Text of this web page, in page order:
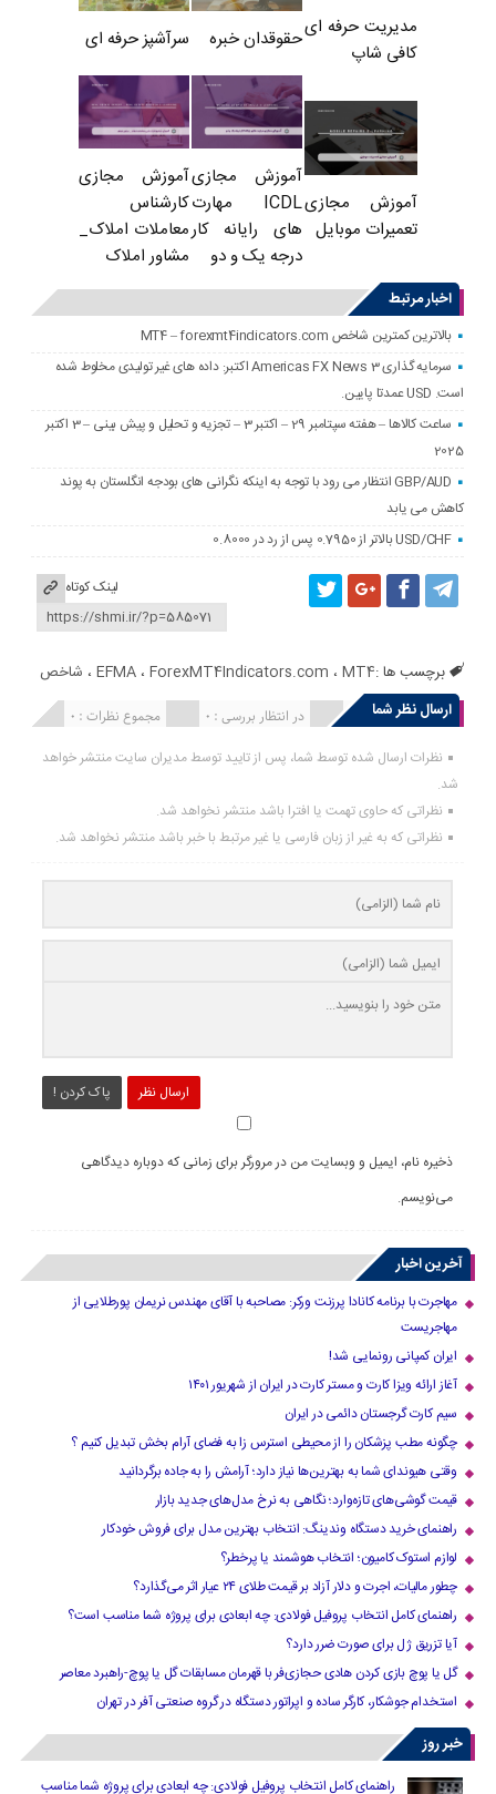
مدیریت حرفه ای
کافی شاپ
حقوقدان خبره سرآشپز حرفه ای
آموزش مجازی
تعمیرات موبایل
آموزش مجازی
ICDL مهارت
های رایانه کار
درجه یک و دو
آموزش مجازی
کارشناس
معاملات املاک_
مشاور املاک
اخبار مرتبط
بالاترین کمترین شاخص MT4 – forexmt4indicators.com
سرمایه گذاری Americas FX News 3 اکتبر: داده های غیر تولیدی مخلوط شده
است. USD عمدتا پایین.
ساعت کالاها – هفته سپتامبر 29 – اکتبر 3 – تجزیه و تحلیل و پیش بینی – 3 اکتبر
2025
GBP/AUD انتظار می رود با توجه به اینکه نگرانی های بودجه انگلستان به پوند
کاهش می یابد
USD/CHF بالاتر از 0.7950 پس از رد در 0.8000
لینک کوتاه
برچسب ها : EFMA، ForexMT4Indicators.com ، MT4 ، شاخص
ارسال نظر شما
مجموع نظرات : 0 در انتظار بررسی : 0 انتشار یافته : 0
نظرات ارسال شده توسط شما، پس از تایید توسط مدیران سایت منتشر خواهد
شد.
نظراتی که حاوی تهمت یا افترا باشد منتشر نخواهد شد.
نظراتی که به غیر از زبان فارسی یا غیر مرتبط با خبر باشد منتشر نخواهد شد.
ارسال نظر پاک کردن !
ذخیره نام، ایمیل و وبسایت من در مرورگر برای زمانی که دوباره دیدگاهی
می‌نویسم.
آخرین اخبار
مهاجرت با برنامه کانادا پرزنت ورکر: مصاحبه با آقای مهندس نریمان پورطلایی از
مهاجریست
ایران کمپانی رونمایی شد!
آغاز ارائه ویزا کارت و مستر کارت در ایران از شهریور ۱۴۰۱
سیم کارت گرجستان دائمی در ایران
چگونه مطب پزشکان را از محیطی استرس زا به فضای آرام بخش تبدیل کنیم ؟
وقتی هیوندای شما به بهترین‌ها نیاز دارد؛ آرامش را به جاده برگردانید
قیمت گوشی‌های تازه‌وارد؛ نگاهی به نرخ مدل‌های جدید بازار
راهنمای خرید دستگاه وندینگ: انتخاب بهترین مدل برای فروش خودکار
لوازم استوک کامیون؛ انتخاب هوشمند یا پرخطر؟
چطور مالیات، اجرت و دلار آزاد بر قیمت طلای ۲۴ عیار اثر می‌گذارد؟
راهنمای کامل انتخاب پروفیل فولادی: چه ابعادی برای پروژه شما مناسب است؟
آیا تزریق ژل برای صورت ضرر دارد​؟
گل یا پوچ بازی کردن هادی حجازی‌فر با قهرمان مسابقات گل یا پوچ-راهبرد معاصر
استخدام جوشکار، کارگر ساده و اپراتور دستگاه در گروه صنعتی آفر در تهران
خبر روز
راهنمای کامل انتخاب پروفیل فولادی: چه ابعادی برای پروژه شما مناسب